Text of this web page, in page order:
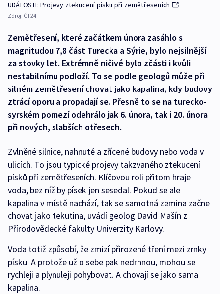
UDÁLOSTI: Projevy ztekucení písku při zemětřeseních
Zdroj: ČT24
Zemětřesení, které začátkem února zasáhlo s
magnitudou 7,8 část Turecka a Sýrie, bylo nejsilnější
za stovky let. Extrémně ničivé bylo zčásti i kvůli
nestabilnímu podloží. To se podle geologů může při
silném zemětřesení chovat jako kapalina, kdy budovy
ztrácí oporu a propadají se. Přesně to se na turecko-
syrském pomezí odehrálo jak 6. února, tak i 20. února
při nových, slabších otřesech.
Zvlněné silnice, nahnuté a zřícené budovy nebo voda v
ulicích. To jsou typické projevy takzvaného ztekucení
písků pří zemětřeseních. Klíčovou roli přitom hraje
voda, bez níž by písek jen sesedal. Pokud se ale
kapalina v místě nachází, tak se samotná zemina začne
chovat jako tekutina, uvádí geolog David Mašín z
Přírodovědecké fakulty Univerzity Karlovy.
Voda totiž způsobí, že zmizí přirozené tření mezi zrnky
písku. A protože už o sebe pak nedrhnou, mohou se
rychleji a plynuleji pohybovat. A chovají se jako sama
kapalina.